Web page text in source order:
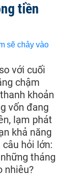
tiền
với cuối
chậm
khoản
vốn đang
lạm phát
khả năng
hỏi lớn:
tháng
nhiêu?